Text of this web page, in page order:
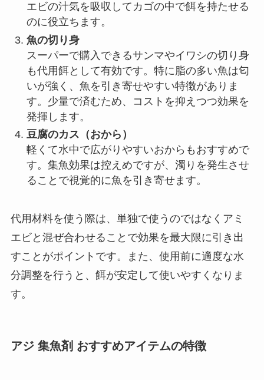
エビの汁気を吸収してカゴの中で餌を持たせる
のに役立ちます。
魚の切り身
スーパーで購入できるサンマやイワシの切り身
も代用餌として有効です。特に脂の多い魚は匂
いが強く、魚を引き寄せやすい特徴がありま
す。少量で済むため、コストを抑えつつ効果を
発揮します。
豆腐のカス（おから）
軽くて水中で広がりやすいおからもおすすめで
す。集魚効果は控えめですが、濁りを発生させ
ることで視覚的に魚を引き寄せます。
代用材料を使う際は、単独で使うのではなくアミ
エビと混ぜ合わせることで効果を最大限に引き出
すことがポイントです。また、使用前に適度な水
分調整を行うと、餌が安定して使いやすくなりま
す。
アジ 集魚剤 おすすめアイテムの特徴